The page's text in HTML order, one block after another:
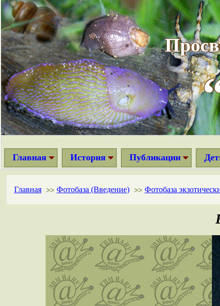
Главная История Публикации
Главная >> Фотобаза (Введение) >> Фотобаза